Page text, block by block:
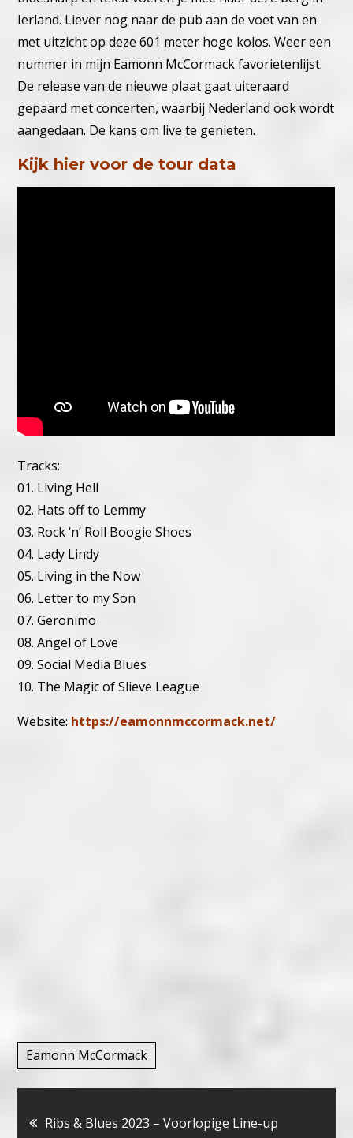
Ierland. Liever nog naar de pub aan de voet van en
met uitzicht op deze 601 meter hoge kolos. Weer een
nummer in mijn Eamonn McCormack favorietenlijst.
De release van de nieuwe plaat gaat uiteraard
gepaard met concerten, waarbij Nederland ook wordt
aangedaan. De kans om live te genieten.
Kijk hier voor de tour data
Tracks:
01. Living Hell
02. Hats off to Lemmy
03. Rock ‘n’ Roll Boogie Shoes
04. Lady Lindy
05. Living in the Now
06. Letter to my Son
07. Geronimo
08. Angel of Love
09. Social Media Blues
10. The Magic of Slieve League
Website: https://eamonnmccormack.net/
Eamonn McCormack
Bericht
Ribs & Blues 2023 – Voorlopige Line-up